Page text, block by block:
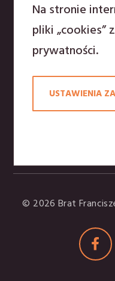
Polityka prywatności
Osoby rozeznające
przez kilka dni w
franciszkańską.
© 2026 Brat
Na stronie
pliki „cookies”
prywatności.
USTAWIENIA